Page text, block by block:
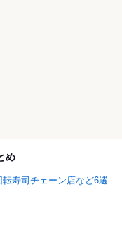
め
寿司チェーン店など6選